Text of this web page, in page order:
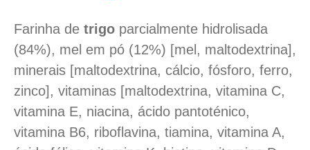
Farinha de trigo parcialmente hidrolisada
(84%), mel em pó (12%) [mel, maltodextrina],
minerais [maltodextrina, cálcio, fósforo, ferro,
zinco], vitaminas [maltodextrina, vitamina C,
vitamina E, niacina, ácido pantoténico,
vitamina B6, riboflavina, tiamina, vitamina A,